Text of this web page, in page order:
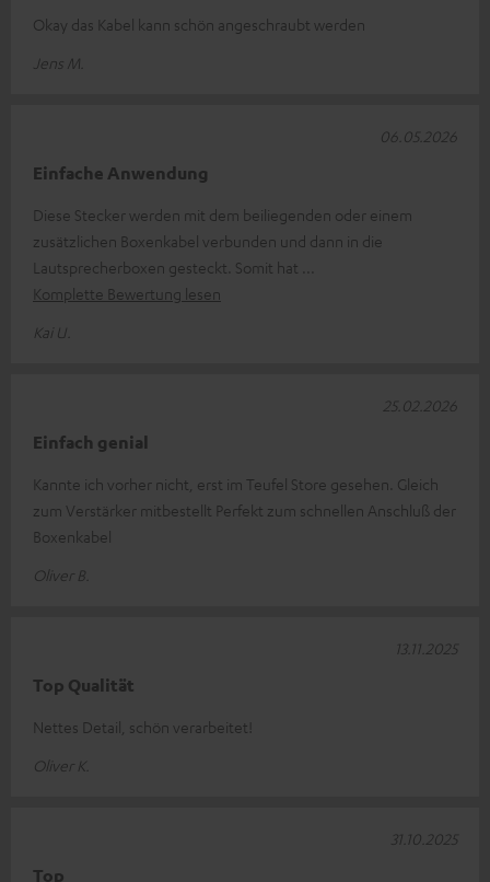
Okay das Kabel kann schön angeschraubt werden
Jens M.
Einfache Anwendung
Diese Stecker werden mit dem beiliegenden oder einem
zusätzlichen Boxenkabel verbunden und dann in die
Lautsprecherboxen gesteckt. Somit hat
Komplette Bewertung lesen
Kai U.
06.05.2026
Einfach genial
Kannte ich vorher nicht, erst im Teufel Store gesehen. Gleich
zum Verstärker mitbestellt Perfekt zum schnellen Anschluß der
Boxenkabel
Oliver B.
25.02.2026
Top Qualität
Nettes Detail, schön verarbeitet!
Oliver K.
13.11.2025
Top
31.10.2025